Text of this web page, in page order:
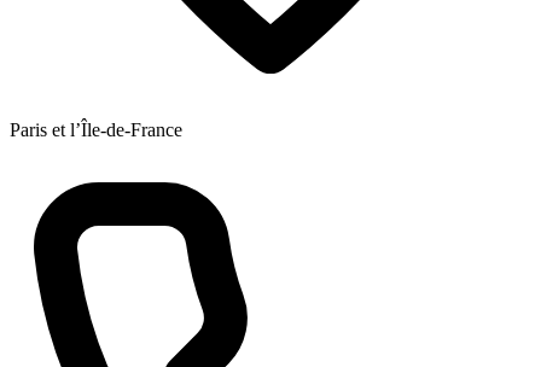
Paris et l’Île-de-France